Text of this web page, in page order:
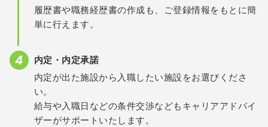
履歴書や職務経歴書の作成も、ご登録情報をもとに簡
単に行えます。
内定・内定承諾
内定が出た施設から入職したい施設をお選びくださ
い。
給与や入職日などの条件交渉などもキャリアアドバイ
ザーがサポートいたします。